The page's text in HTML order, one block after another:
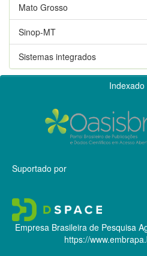
Mato Grosso
Sinop-MT
Sistemas integrados
Suportado por
Empresa Brasileira de Pesquisa
https://